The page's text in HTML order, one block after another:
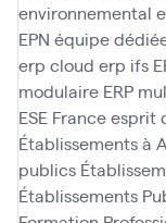
environnemental
EPN équipe
erp cloud erp ifs
modulaire ERP
ESE Franceesprit
Établissements à
publics
Établissements